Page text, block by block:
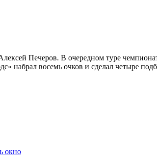
Печеров. В очередном туре
набрал восемь очков и сделал четыре
окно